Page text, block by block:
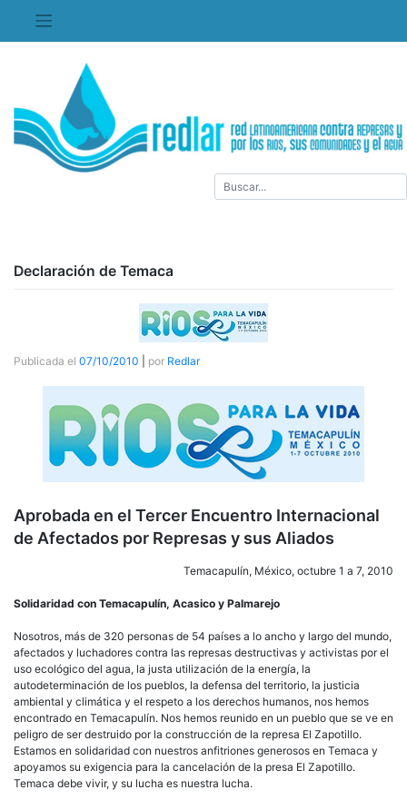
contenido
Declaración de Temaca
Publicada el 07/10/2010 por Redlar
Aprobada en el Tercer Encuentro Internacional
de Afectados por Represas y sus Aliados
Temacapulín, México, octubre 1 a 7, 2010
Solidaridad con Temacapulín, Acasico y Palmarejo
Nosotros, más de 320 personas de 54 países a lo ancho y largo del mundo,
afectados y luchadores contra las represas destructivas y activistas por el
uso ecológico del agua, la justa utilización de la energía, la
autodeterminación de los pueblos, la defensa del territorio, la justicia
ambiental y climática y el respeto a los derechos humanos, nos hemos
encontrado en Temacapulín. Nos hemos reunido en un pueblo que se ve en
peligro de ser destruido por la construcción de la represa El Zapotillo.
Estamos en solidaridad con nuestros anfitriones generosos en Temaca y
apoyamos su exigencia para la cancelación de la presa El Zapotillo.
Temaca debe vivir, y su lucha es nuestra lucha.